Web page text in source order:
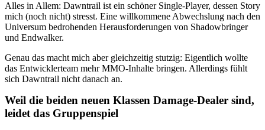
Alles in Allem: Dawntrail ist ein schöner Single-Player, dessen Story
mich (noch nicht) stresst. Eine willkommene Abwechslung nach den
Universum bedrohenden Herausforderungen von Shadowbringer
und Endwalker.
Genau das macht mich aber gleichzeitig stutzig: Eigentlich wollte
das Entwicklerteam mehr MMO-Inhalte bringen. Allerdings fühlt
sich Dawntrail nicht danach an.
Weil die beiden neuen Klassen Damage-Dealer sind,
leidet das Gruppenspiel